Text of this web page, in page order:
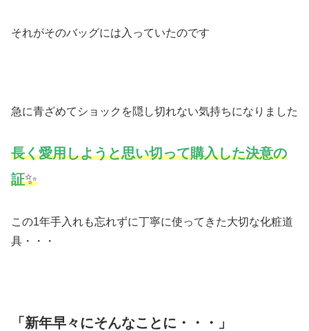
それがそのバッグには入っていたのです
急に青ざめてショックを隠し切れない気持ちになりました
長く愛用しようと思い切って購入した決意の
証✨
この1年手入れも忘れずに丁寧に使ってきた大切な化粧道
具・・・
「新年早々にそんなことに・・・」